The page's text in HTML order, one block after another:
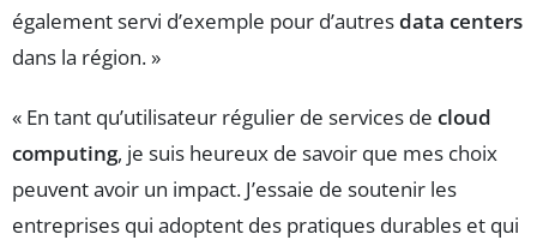
également servi d’exemple pour d’autresdata centers
dans la région. »
« En tant qu’utilisateur régulier de services de cloud
computing, je suis heureux de savoir que mes choix
peuvent avoir un impact. J’essaie de soutenir les
entreprises qui adoptent des pratiques durables et qui